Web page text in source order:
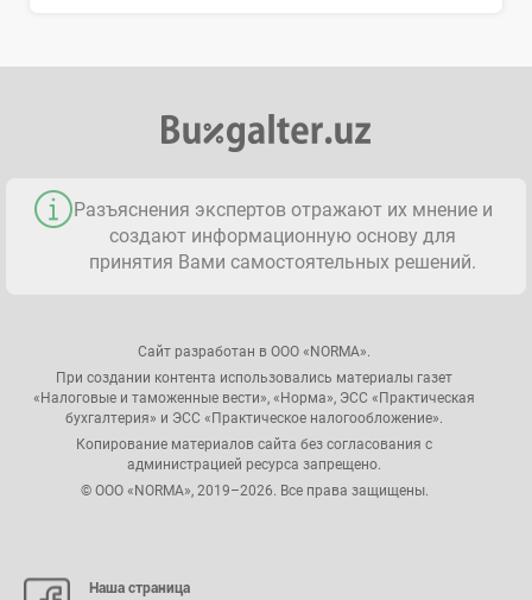
Разъяснения экспертов отражают их мнение и
создают информационную основу для
принятия Вами самостоятельных решений.
Сайт разработан в ООО «NORMA».
При создании контента использовались материалы газет
«Налоговые и таможенные вести», «Норма», ЭСС «Практическая
бухгалтерия» и ЭСС «Практическое налогообложение».
Копирование материалов сайта без согласования с
администрацией ресурса запрещено.
© ООО «NORMA», 2019–2026. Все права защищены.
Наша страница